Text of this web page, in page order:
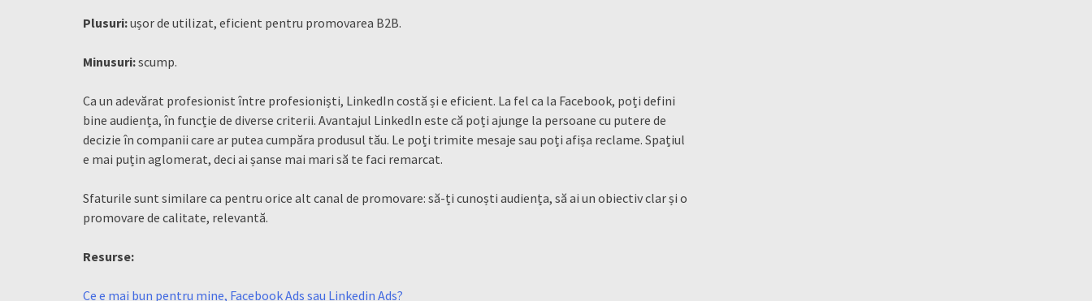
Plusuri:ușor de utilizat, eficient pentru promovarea B2B.
Minusuri:scump.
Ca un adevărat profesionist între profesioniști, LinkedIn costă și e eficient. La fel ca la Facebook, poți defini
bine audiența, în funcție de diverse criterii. Avantajul LinkedIn este că poți ajunge la persoane cu putere de
decizie în companii care ar putea cumpăra produsul tău. Le poți trimite mesaje sau poți afișa reclame. Spațiul
e mai puțin aglomerat, deci ai șanse mai mari să te faci remarcat.
Sfaturile sunt similare ca pentru orice alt canal de promovare: să-ți cunoști audiența, să ai un obiectiv clar și o
promovare de calitate, relevantă.
Resurse:
Ce e mai bun pentru mine, Facebook Ads sau Linkedin Ads?